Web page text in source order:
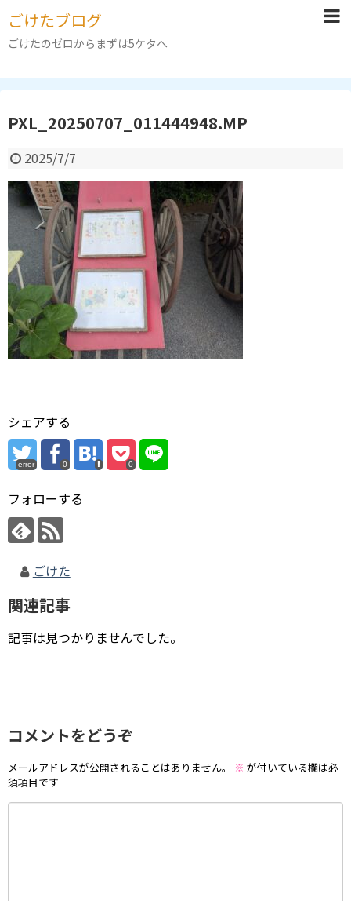
ごけたブログ
ごけたのゼロからまずは5ケタへ
PXL_20250707_011444948.MP
2025/7/7
シェアする
error 0 0
フォローする
ごけた
関連記事
記事は見つかりませんでした。
コメントをどうぞ
メールアドレスが公開されることはありません。 ※ が付いている欄は必
須項目です